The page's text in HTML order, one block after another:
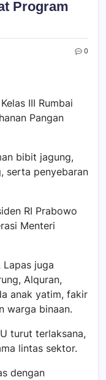
Program
0
III Rumbai
Pangan
bibit jagung,
serta penyebaran
RI Prabowo
Menteri
juga
Alquran,
anak yatim, fakir
warga binaan.
turut terlaksana,
lintas sektor.
dengan